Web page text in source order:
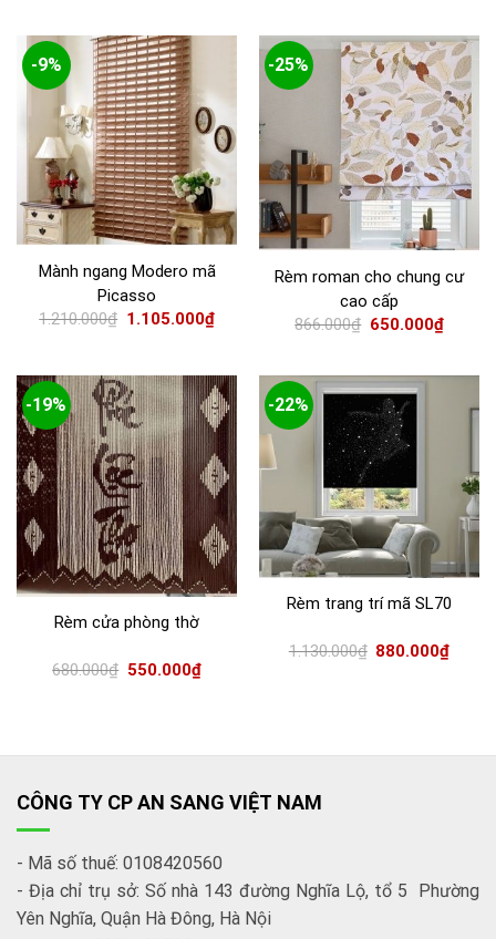
-9%
Mành ngang Modero mã
Picasso
1.210.000₫ 1.105.000₫
-25%
Rèm roman cho chung cư
cao cấp
866.000₫ 650.000₫
-19%
Rèm cửa phòng thờ
680.000₫ 550.000₫
-22%
Rèm trang trí mã SL70
1.130.000₫ 880.000₫
CÔNG TY CP AN SANG VIỆT NAM
- Mã số thuế: 0108420560
- Địa chỉ trụ sở: Số nhà 143 đường Nghĩa Lộ, tổ 5 Phường
Yên Nghĩa, Quận Hà Đông, Hà Nội